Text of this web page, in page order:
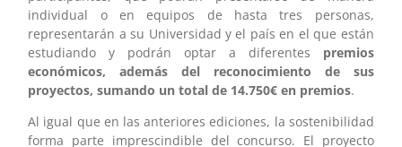
individual o en equipos de hasta tres personas,
representarán a su Universidad y el país en el que están
estudiando y podrán optar a diferentes premios
económicos, además del reconocimiento de sus
proyectos, sumando un total de 14.750€ en premios.
Al igual que en las anteriores ediciones, la sostenibilidad
forma parte imprescindible del concurso. El proyecto